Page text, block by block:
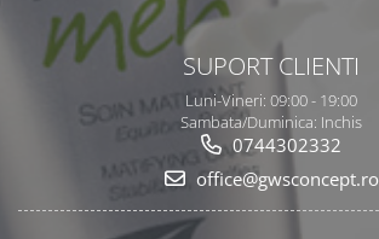
SUPORT CLIENTI
Luni-Vineri: 09:00 - 19:00
Sambata/Duminica: Inchis
0744302332
office@gwsconcept.ro